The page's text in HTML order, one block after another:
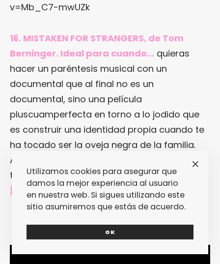
v=Mb_C7-mwUZk
16. MISTAKEN FOR STRANGERS, de Tom
Berninger. Ideal para cuando… quieras
hacer un paréntesis musical con un
documental que al final no es un
documental, sino una película
pluscuamperfecta en torno a lo jodido que
es construir una identidad propia cuando te
ha tocado ser la oveja negra de la familia.
Ah, bueno, también es ideal para cuando
tienes mono deThe Natinal, claro.
Disponible en Filmin]
Utilizamos cookies para asegurar que
damos la mejor experiencia al usuario
en nuestra web. Si sigues utilizando este
sitio asumiremos que estás de acuerdo.
OK